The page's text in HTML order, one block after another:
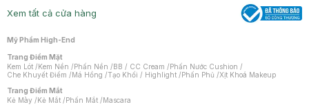
Xem tất cả cửa hàng
Mỹ Phẩm High-End
Trang Điểm Mặt
Kem Lót /Kem Nền /Phấn Nền /BB / CC Cream /Phấn Nước Cushion /
Che Khuyết Điểm /Má Hồng /Tạo Khối / Highlight /Phấn Phủ /Xịt Khoá Makeup
Trang Điểm Mắt
Kẻ Mày /Kẻ Mắt /Phấn Mắt /Mascara